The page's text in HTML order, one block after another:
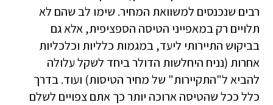
רבים שנכנסים למשוואת המחיר. שימו לב שהם לא
תלויים רק במאפייני הטיסה הספציפית, אלא גם
בביקוש התיירותי ליעד, במגמות כלליות וכלכליות
אחרות (נניח היחלשות הדולר ביחד לשקל עלולה
להביא ל"התקיירות" של מחיר הטיסות) ועוד. בדרך
כלל ככל שהטיסה ארוכה יותר כך אתם צפויים לשלם